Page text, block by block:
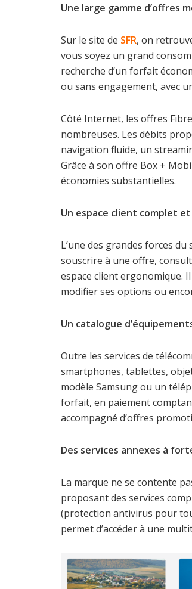
Une large gamme d’offres
Sur le site de SFR, on
vous soyez un grand
recherche d’un forfait
ou sans engagement, avec
Côté Internet, les offres
nombreuses. Les débits
navigation fluide, un
Grâce à son offre Box +
économies substantielles.
Un espace client complet
L’une des grandes forces du
souscrire à une offre,
espace client ergonomique.
modifier ses options ou
Un catalogue
Outre les services de
smartphones, tablettes,
modèle Samsung ou un
forfait, en paiement
accompagné d’offres
Des services annexes à
La marque ne se contente
proposant des services
(protection antivirus pour
permet d’accéder à une